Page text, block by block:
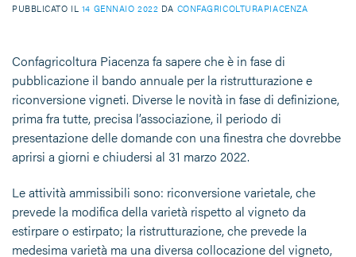
PUBBLICATO IL 14 GENNAIO 2022 DA CONFAGRICOLTURAPIACENZA
Confagricoltura Piacenza fa sapere che è in fase di
pubblicazione il bando annuale per la ristrutturazione e
riconversione vigneti. Diverse le novità in fase di definizione,
prima fra tutte, precisa l’associazione, il periodo di
presentazione delle domande con una finestra che dovrebbe
aprirsi a giorni e chiudersi al 31 marzo 2022.
Le attività ammissibili sono: riconversione varietale, che
prevede la modifica della varietà rispetto al vigneto da
estirpare o estirpato; la ristrutturazione, che prevede la
medesima varietà ma una diversa collocazione del vigneto,